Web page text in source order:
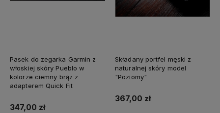
Pasek do zegarka Garmin z
włoskiej skóry Pueblo w
kolorze ciemny brąz z
adapterem Quick Fit
347,00 zł
Składany portfel męski z
naturalnej skóry model
"Poziomy"
367,00 zł